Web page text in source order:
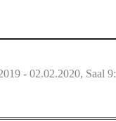
- 02.02.2020, Saal 9: